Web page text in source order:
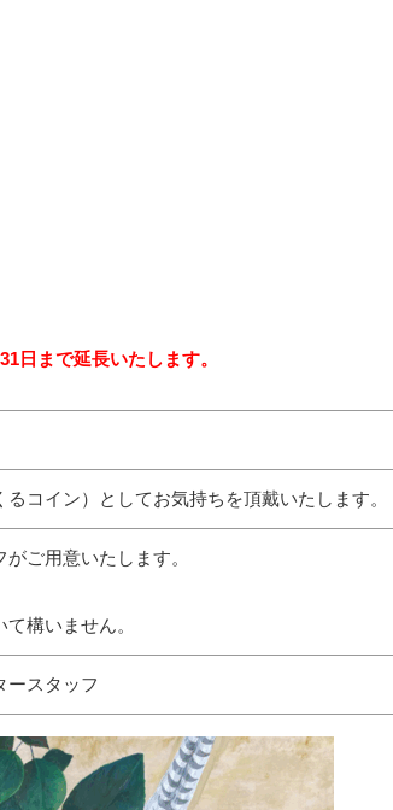
日まで延長いたします。
コイン）としてお気持ちを頂戴いたします。
ご用意いたします。
構いません。
ースタッフ